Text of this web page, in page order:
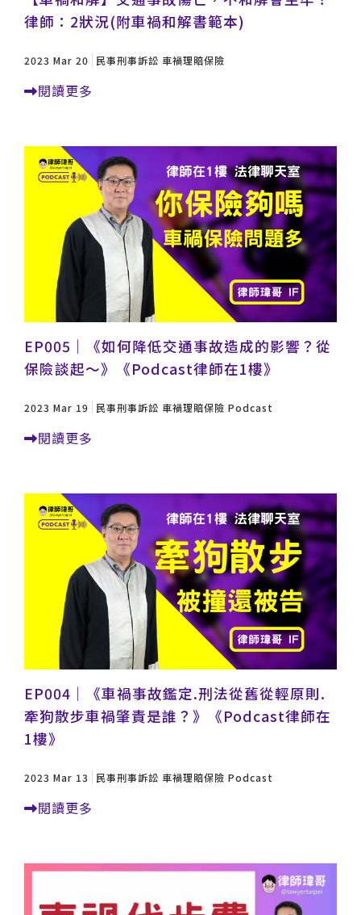
律師：2狀況(附車禍和解書範本)
2023 Mar 20 民事刑事訴訟 車禍理賠保險
閱讀更多
EP005｜《如何降低交通事故造成的影響？從
保險談起～》《Podcast律師在1樓》
2023 Mar 19 民事刑事訴訟 車禍理賠保險 Podcast
閱讀更多
EP004｜《車禍事故鑑定.刑法從舊從輕原則.
牽狗散步車禍肇責是誰？》《Podcast律師在
1樓》
2023 Mar 13 民事刑事訴訟 車禍理賠保險 Podcast
閱讀更多